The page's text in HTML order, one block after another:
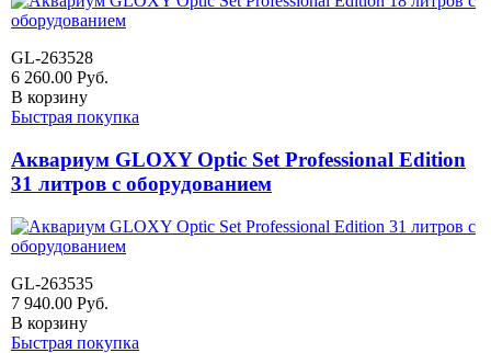
GL-263528
6 260.00 Руб.
В корзину
Быстрая покупка
Аквариум GLOXY Optic Set Professional Edition
31 литров с оборудованием
GL-263535
7 940.00 Руб.
В корзину
Быстрая покупка